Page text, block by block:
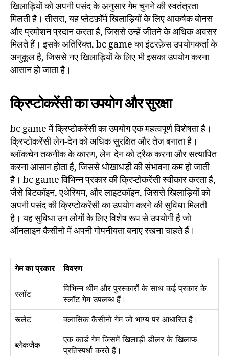
खिलाड़ियों को अपनी पसंद के अनुसार गेम चुनने की स्वतंत्रता
मिलती है। तीसरा, यह प्लेटफ़ॉर्म खिलाड़ियों के लिए आकर्षक बोनस
और प्रमोशन प्रदान करता है, जिससे उन्हें जीतने के अधिक अवसर
मिलते हैं। इसके अतिरिक्त, bc game का इंटरफ़ेस उपयोगकर्ता के
अनुकूल है, जिससे नए खिलाड़ियों के लिए भी इसका उपयोग करना
आसान हो जाता है।
क्रिप्टोकरेंसी का उपयोग और सुरक्षा
bc game में क्रिप्टोकरेंसी का उपयोग एक महत्वपूर्ण विशेषता है।
क्रिप्टोकरेंसी लेन-देन को अधिक सुरक्षित और तेज बनाता है।
ब्लॉकचेन तकनीक के कारण, लेन-देन को ट्रैक करना और सत्यापित
करना आसान होता है, जिससे धोखाधड़ी की संभावना कम हो जाती
है। bc game विभिन्न प्रकार की क्रिप्टोकरेंसी स्वीकार करता है,
जैसे बिटकॉइन, एथेरियम, और लाइटकॉइन, जिससे खिलाड़ियों को
अपनी पसंद की क्रिप्टोकरेंसी का उपयोग करने की सुविधा मिलती
है। यह सुविधा उन लोगों के लिए विशेष रूप से उपयोगी है जो
ऑनलाइन कैसीनो में अपनी गोपनीयता बनाए रखना चाहते हैं।
गेम का प्रकार विवरण
स्लॉट
विभिन्न थीम और पुरस्कारों के साथ कई प्रकार के
स्लॉट गेम उपलब्ध हैं।
रूलेट
क्लासिक कैसीनो गेम जो भाग्य पर आधारित है।
ब्लैकजैक
एक कार्ड गेम जिसमें खिलाड़ी डीलर के खिलाफ
प्रतिस्पर्धा करते हैं।